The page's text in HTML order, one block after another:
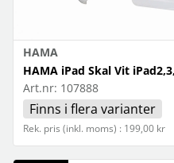
HAMA
HAMA iPad Skal Vit
Art.nr: 107888
Finns i flera varianter
Rek. pris (inkl. moms) : 199,00 kr